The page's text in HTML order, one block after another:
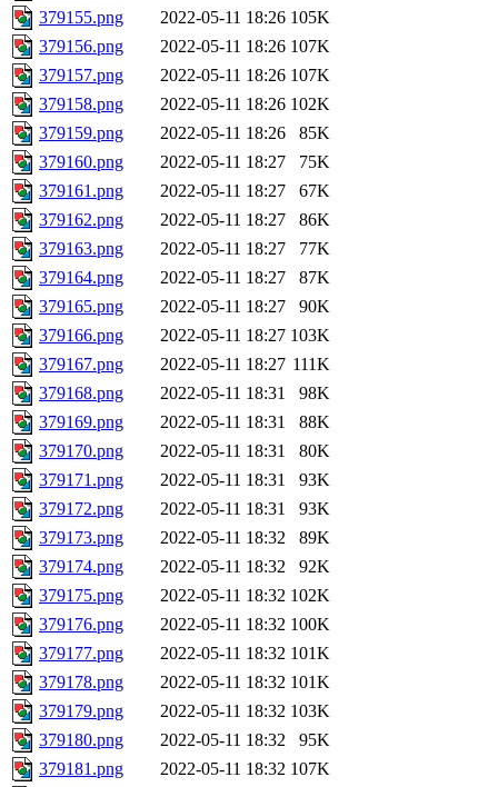
379155.png
2022-05-11 18:26 105K
379156.png
2022-05-11 18:26 107K
379157.png
2022-05-11 18:26 107K
379158.png
2022-05-11 18:26 102K
379159.png
2022-05-11 18:26
85K
379160.png
2022-05-11 18:27
75K
379161.png
2022-05-11 18:27
67K
379162.png
2022-05-11 18:27
86K
379163.png
2022-05-11 18:27
77K
379164.png
2022-05-11 18:27
87K
379165.png
2022-05-11 18:27
90K
379166.png
2022-05-11 18:27 103K
379167.png
2022-05-11 18:27 111K
379168.png
2022-05-11 18:31
98K
379169.png
2022-05-11 18:31
88K
379170.png
2022-05-11 18:31
80K
379171.png
2022-05-11 18:31
93K
379172.png
2022-05-11 18:31
93K
379173.png
2022-05-11 18:32
89K
379174.png
2022-05-11 18:32
92K
379175.png
2022-05-11 18:32 102K
379176.png
2022-05-11 18:32 100K
379177.png
2022-05-11 18:32 101K
379178.png
2022-05-11 18:32 101K
379179.png
2022-05-11 18:32 103K
379180.png
2022-05-11 18:32
95K
379181.png
2022-05-11 18:32 107K